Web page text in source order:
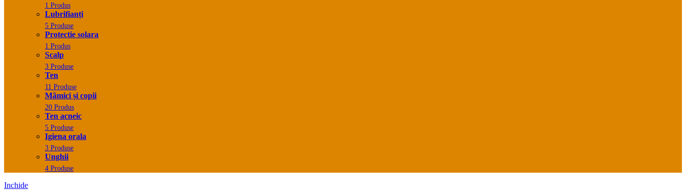
1 Produs
Lubrifianți
5 Produse
Protectie solara
1 Produs
Scalp
3 Produse
Ten
11 Produse
Mămici și copii
20 Produs
Ten acneic
5 Produse
Igiena orala
3 Produse
Unghii
4 Produse
Inchide